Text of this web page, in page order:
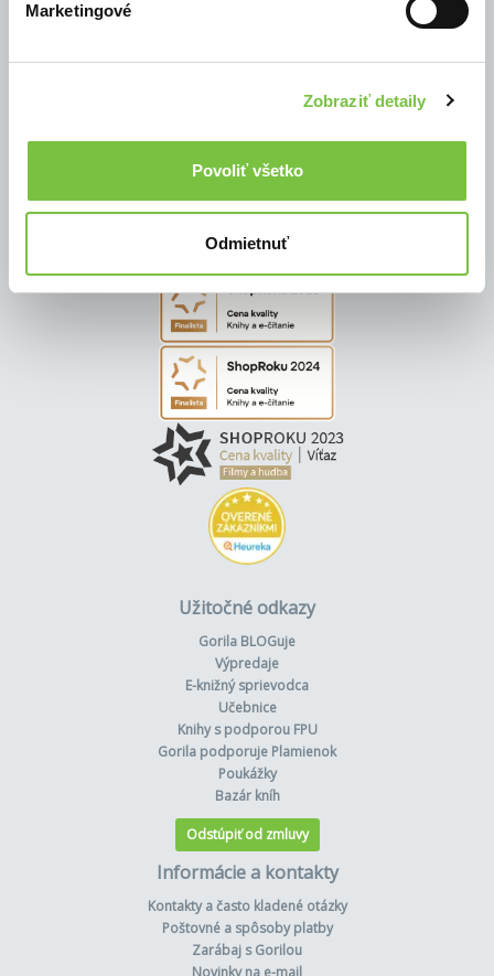
Marketingové
Zobraziť detaily
Povoliť všetko
Odmietnuť
Užitočné odkazy
Gorila BLOGuje
Výpredaje
E-knižný sprievodca
Učebnice
Knihy s podporou FPU
Gorila podporuje Plamienok
Poukážky
Bazár kníh
Odstúpiť od zmluvy
Informácie a kontakty
Kontakty a často kladené otázky
Poštovné a spôsoby platby
Zarábaj s Gorilou